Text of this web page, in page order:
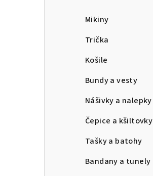
Mikiny
Trička
Košile
Bundy a vesty
Nášivky a nalepky
Čepice a kšiltovky
Tašky a batohy
Bandany a tunely